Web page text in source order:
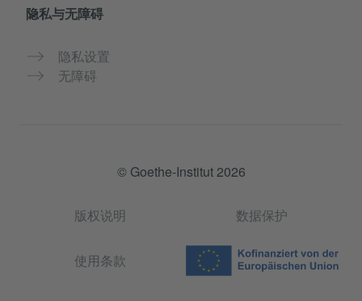
隐私与无障碍
隐私设置
无障碍
© Goethe-Institut 2026
版权说明 数据保护
使用条款